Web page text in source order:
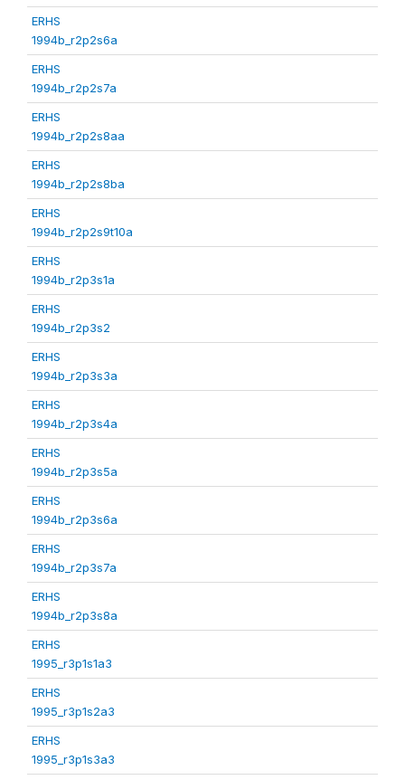
ERHS
1994b_r2p2s6a
ERHS
1994b_r2p2s7a
ERHS
1994b_r2p2s8aa
ERHS
1994b_r2p2s8ba
ERHS
1994b_r2p2s9t10a
ERHS
1994b_r2p3s1a
ERHS
1994b_r2p3s2
ERHS
1994b_r2p3s3a
ERHS
1994b_r2p3s4a
ERHS
1994b_r2p3s5a
ERHS
1994b_r2p3s6a
ERHS
1994b_r2p3s7a
ERHS
1994b_r2p3s8a
ERHS
1995_r3p1s1a3
ERHS
1995_r3p1s2a3
ERHS
1995_r3p1s3a3